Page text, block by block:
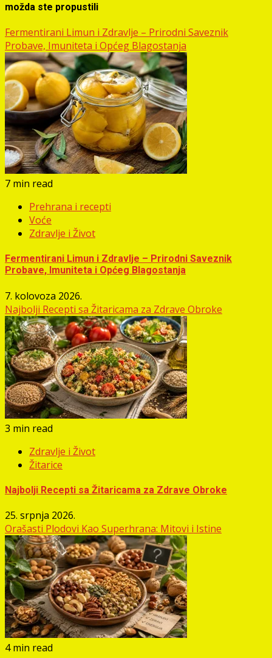
možda ste propustili
Fermentirani Limun i Zdravlje – Prirodni Saveznik
Probave, Imuniteta i Općeg Blagostanja
7 min read
Prehrana i recepti
Voće
Zdravlje i Život
Fermentirani Limun i Zdravlje – Prirodni Saveznik
Probave, Imuniteta i Općeg Blagostanja
7. kolovoza 2026.
Najbolji Recepti sa Žitaricama za Zdrave Obroke
3 min read
Zdravlje i Život
Žitarice
Najbolji Recepti sa Žitaricama za Zdrave Obroke
25. srpnja 2026.
Orašasti Plodovi Kao Superhrana: Mitovi i Istine
4 min read